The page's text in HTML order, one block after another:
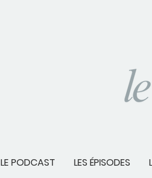
LE PODCAST LES ÉPISODES